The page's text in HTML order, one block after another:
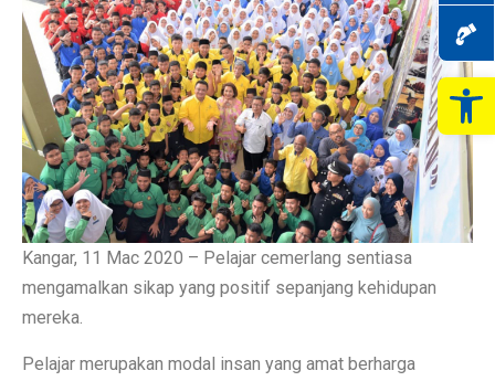
Kangar, 11 Mac 2020 – Pelajar cemerlang sentiasa
mengamalkan sikap yang positif sepanjang kehidupan
mereka.
Pelajar merupakan modal insan yang amat berharga